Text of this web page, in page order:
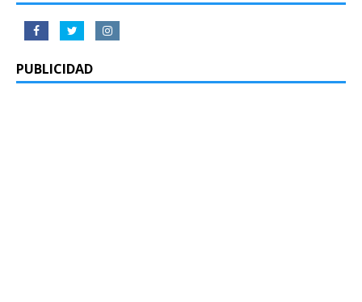
PUBLICIDAD